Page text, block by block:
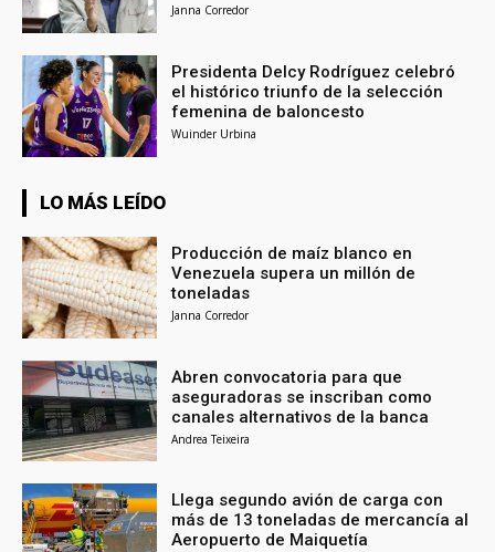
Janna Corredor
Presidenta Delcy Rodríguez celebró
el histórico triunfo de la selección
femenina de baloncesto
Wuinder Urbina
LO MÁS LEÍDO
Producción de maíz blanco en
Venezuela supera un millón de
toneladas
Janna Corredor
Abren convocatoria para que
aseguradoras se inscriban como
canales alternativos de la banca
Andrea Teixeira
Llega segundo avión de carga con
más de 13 toneladas de mercancía al
Aeropuerto de Maiquetía